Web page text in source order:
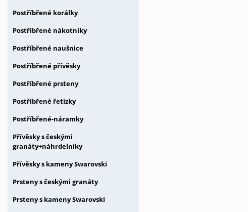
Postříbřené korálky
Postříbřené nákotníky
Postříbřené naušnice
Postříbřené přívěsky
Postříbřené prsteny
Postříbřené řetízky
Postříbřené-náramky
Přívěsky s českými
granáty+náhrdelníky
Přívěsky s kameny Swarovski
Prsteny s českými granáty
Prsteny s kameny Swarovski